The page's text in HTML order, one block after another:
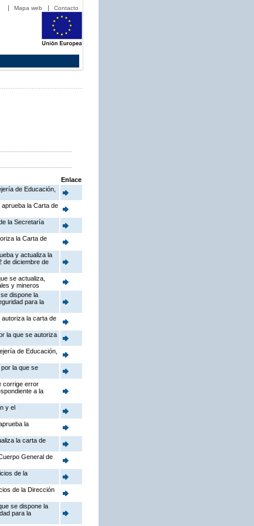
Mapa web Contacto
Enlace
de Educación,
la Carta de
la Secretaría
la Carta de
y actualiza la
de diciembre de
se actualiza,
y mineros
dispone la
para la
la carta de
la que se autoriza
de Educación,
la que se
corrige error
a la
y el
la
la carta de
General de
de la
de la Dirección
se dispone la
para la